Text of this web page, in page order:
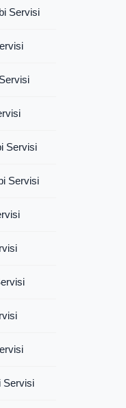
Servisi
Servisi
Servisi
Servisi